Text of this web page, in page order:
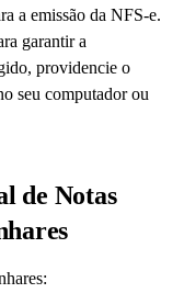
a emissão da NFS-e.
garantir a
providencie o
seu computador ou
de Notas